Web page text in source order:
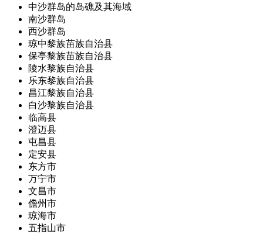
中沙群岛的岛礁及其海域
南沙群岛
西沙群岛
琼中黎族苗族自治县
保亭黎族苗族自治县
陵水黎族自治县
乐东黎族自治县
昌江黎族自治县
白沙黎族自治县
临高县
澄迈县
屯昌县
定安县
东方市
万宁市
文昌市
儋州市
琼海市
五指山市